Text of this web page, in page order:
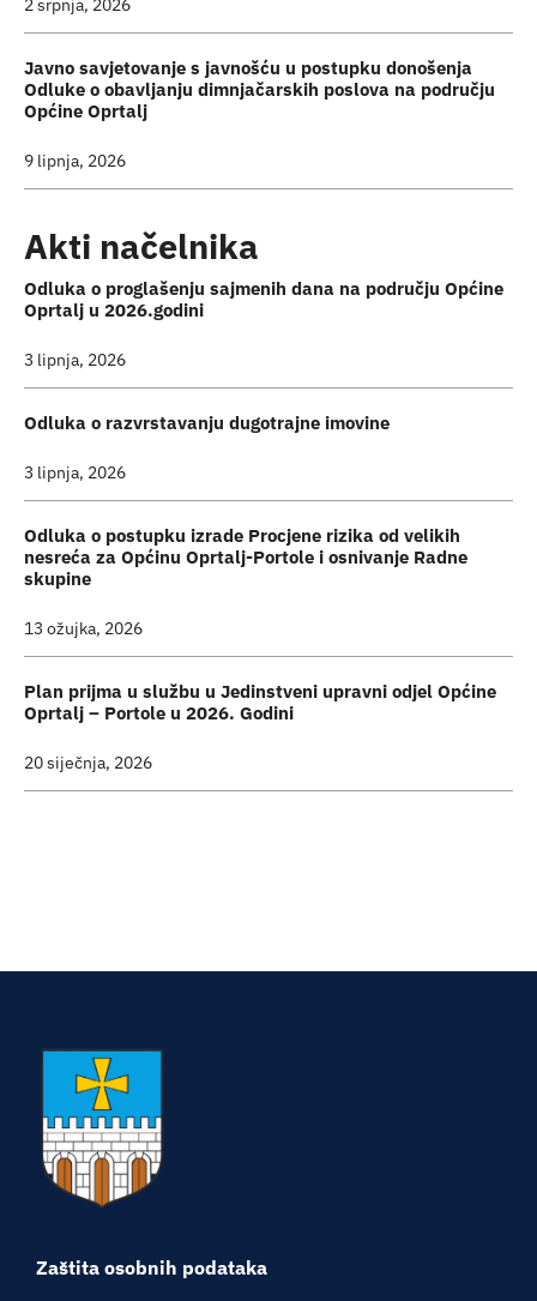
Javno savjetovanje s javnošću u postupku donošenja
Odluke o obavljanju dimnjačarskih poslova na području
Općine Oprtalj
9 lipnja, 2026
Akti načelnika
Odluka o proglašenju sajmenih dana na području Općine
Oprtalj u 2026.godini
3 lipnja, 2026
Odluka o razvrstavanju dugotrajne imovine
3 lipnja, 2026
Odluka o postupku izrade Procjene rizika od velikih
nesreća za Općinu Oprtalj-Portole i osnivanje Radne
skupine
13 ožujka, 2026
Plan prijma u službu u Jedinstveni upravni odjel Općine
Oprtalj – Portole u 2026. Godini
20 siječnja, 2026
Zaštita osobnih podataka